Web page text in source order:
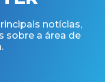
notícias,
sobre a área de